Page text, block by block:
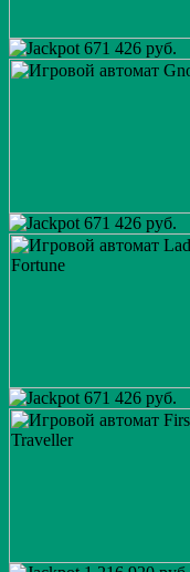
671 426 руб.
671 426 руб.
671 426 руб.